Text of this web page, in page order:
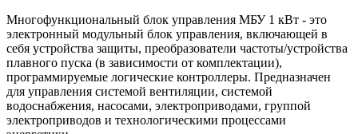
Многофункциональный блок управления МБУ 1 кВт - это
электронный модульный блок управления, включающей в
себя устройства защиты, преобразователи частоты/устройства
плавного пуска (в зависимости от комплектации),
программируемые логические контроллеры. Предназначен
для управления системой вентиляции, системой
водоснабжения, насосами, электроприводами, группой
электроприводов и технологическими процессами